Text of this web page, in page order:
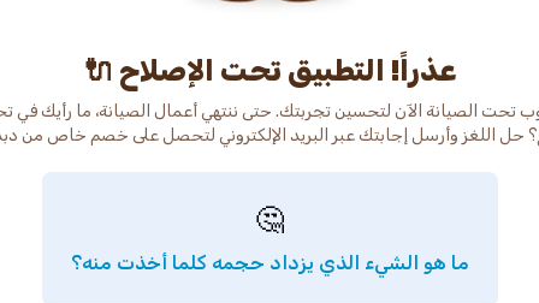
عذراً! التطبيق تحت الإصلاح 🔌
تحت الصيانة الآن لتحسين تجربتك. حتى ننتهي أعمال الصيانة، ما رأيك في
حل اللغز وأرسل إجابتك عبر البريد الإلكتروني لتحصل على خصم خاص من
🤔
ما هو الشيء الذي يزداد حجمه كلما أخذت منه؟